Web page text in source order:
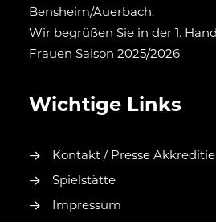
Bensheim/Auerbach.
Wir begrüßen Sie in der 1.
Frauen Saison 2025/2026
Wichtige Links
Kontakt / Presse
Spielstätte
Impressum